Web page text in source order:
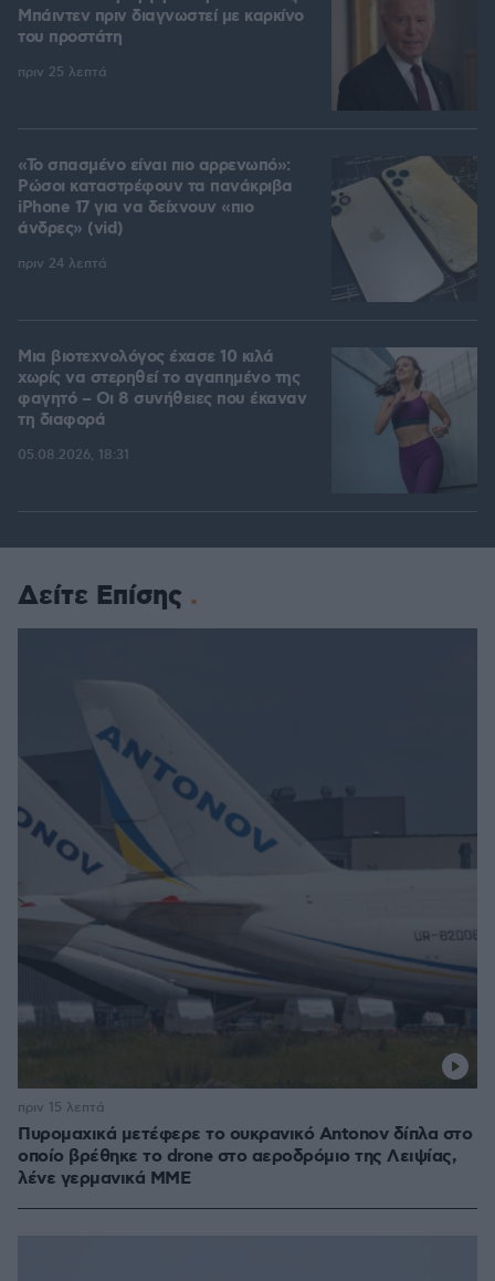
Μπάιντεν πριν διαγνωστεί με καρκίνο
του προστάτη
πριν 25 λεπτά
«Το σπασμένο είναι πιο αρρενωπό»:
Ρώσοι καταστρέφουν τα πανάκριβα
iPhone 17 για να δείχνουν «πιο
άνδρες» (vid)
πριν 24 λεπτά
Μια βιοτεχνολόγος έχασε 10 κιλά
χωρίς να στερηθεί το αγαπημένο της
φαγητό – Οι 8 συνήθειες που έκαναν
τη διαφορά
05.08.2026, 18:31
Δείτε Επίσης
Πυρομαχικά μετέφερε το ουκρανικό Antonov δίπλα στο
οποίο βρέθηκε το drone στο αεροδρόμιο της Λειψίας,
λένε γερμανικά ΜΜΕ
πριν 15 λεπτά